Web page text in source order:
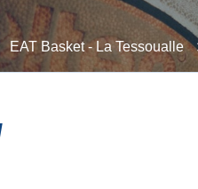
EAT Basket - La Tessoualle